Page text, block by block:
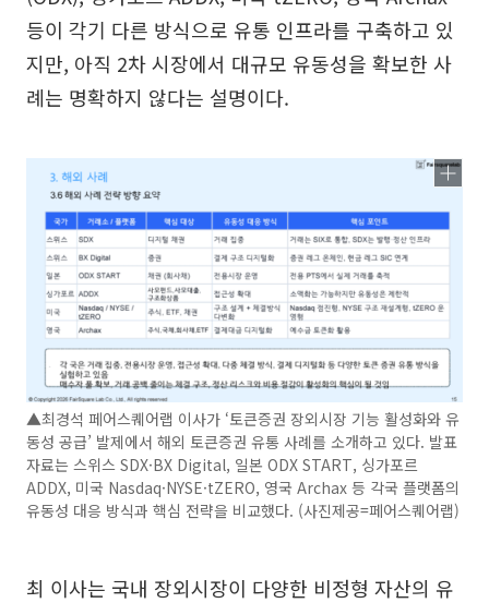
등이 각기 다른 방식으로 유통 인프라를 구축하고 있
지만, 아직 2차 시장에서 대규모 유동성을 확보한 사
례는 명확하지 않다는 설명이다.
▲최경석 페어스퀘어랩 이사가 ‘토큰증권 장외시장 기능 활성화와 유
동성 공급’ 발제에서 해외 토큰증권 유통 사례를 소개하고 있다. 발표
자료는 스위스 SDX·BX Digital, 일본 ODX START, 싱가포르
ADDX, 미국 Nasdaq·NYSE·tZERO, 영국 Archax 등 각국 플랫폼의
유동성 대응 방식과 핵심 전략을 비교했다. (사진제공=페어스퀘어랩)
최 이사는 국내 장외시장이 다양한 비정형 자산의 유